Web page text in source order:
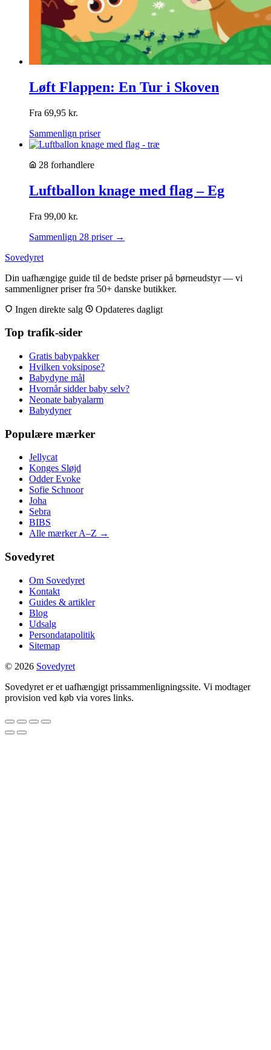
Løft Flappen: En Tur i Skoven
Fra 69,95 kr.
Sammenlign priser
28 forhandlere
Luftballon knage med flag – Eg
Fra 99,00 kr.
Sammenlign 28 priser →
Sovedyret
Din uafhængige guide til de bedste priser på børneudstyr — vi
sammenligner priser fra 50+ danske butikker.
Ingen direkte salg
Opdateres dagligt
Top trafik-sider
Gratis babypakker
Hvilken voksipose?
Babydyne mål
Hvornår sidder baby selv?
Neonate babyalarm
Babydyner
Populære mærker
Jellycat
Konges Sløjd
Odder Evoke
Sofie Schnoor
Joha
Sebra
BIBS
Alle mærker A–Z →
Sovedyret
Om Sovedyret
Kontakt
Guides & artikler
Blog
Udsalg
Persondatapolitik
Sitemap
© 2026 Sovedyret
Sovedyret er et uafhængigt prissammenligningssite. Vi modtager
provision ved køb via vores links.